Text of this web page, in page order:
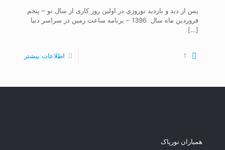
پس از دید و بازدید نوروزی در اولین روز کاری از سال نو – پنجم
فروردین ماه سال 1396 – برنامه ساعت زمین در سراسر دنیا
[…]
1 اطلاعات بیشتر
همیاران نورپاک